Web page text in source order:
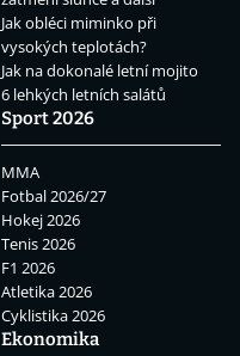
Jak obléci miminko při
vysokých teplotách?
Jak na dokonalé letní mojito
6 lehkých letních salátů
Sport 2026
MMA
Fotbal 2026/27
Hokej 2026
Tenis 2026
F1 2026
Atletika 2026
Cyklistika 2026
Ekonomika